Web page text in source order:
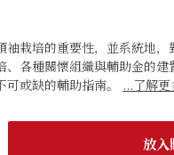
袖栽培的重要性，並系統地
、各種關懷組織與輔助金的
可或缺的輔助指南。 ...了解更
放入